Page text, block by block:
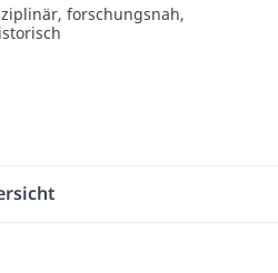
forschungsnah,